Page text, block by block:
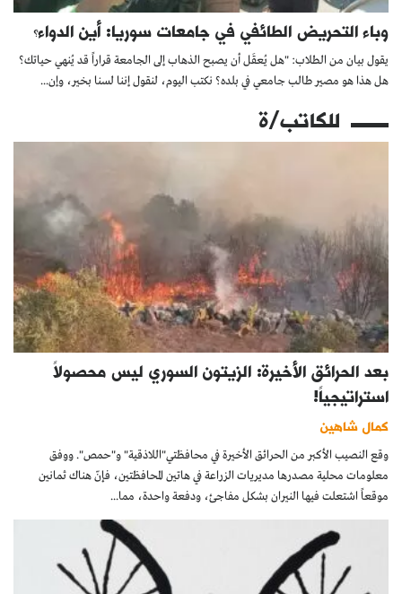
وباء التحريض الطائفي في جامعات سوريا: أين الدواء؟
يقول بيان من الطلاب: "هل يُعقَل أن يصبح الذهاب إلى الجامعة قراراً قد يُنهي حياتك؟
هل هذا هو مصير طالب جامعي في بلده؟ نكتب اليوم، لنقول إننا لسنا بخير، وإن...
للكاتب/ة
بعد الحرائق الأخيرة: الزيتون السوري ليس محصولاً
استراتيجياً!
كمال شاهين
وقع النصيب الأكبر من الحرائق الأخيرة في محافظتي"اللاذقية" و"حمص". ووفق
معلومات محلية مصدرها مديريات الزراعة في هاتين المحافظتين، فإنّ هناك ثمانين
موقعاً اشتعلت فيها النيران بشكل مفاجئ، ودفعة واحدة، مما...